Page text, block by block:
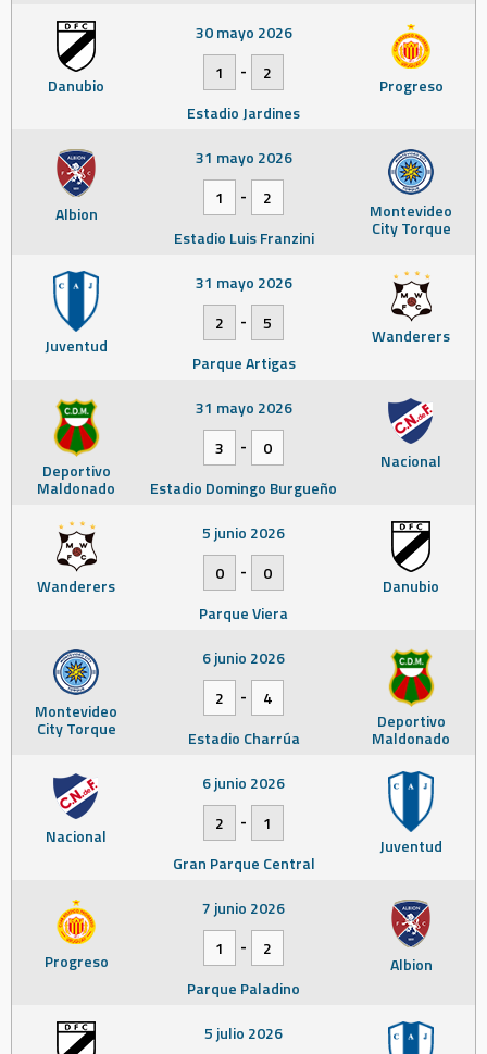
Danubio Progreso
30 mayo 2026
1
-
2
Estadio Jardines
Albion Montevideo
City Torque
31 mayo 2026
1
-
2
Estadio Luis Franzini
Juventud Wanderers
31 mayo 2026
2
-
5
Parque Artigas
Deportivo
Maldonado
Nacional
31 mayo 2026
3
-
0
Estadio Domingo Burgueño
Wanderers Danubio
5 junio 2026
0
-
0
Parque Viera
Montevideo
City Torque Deportivo
Maldonado
6 junio 2026
2
-
4
Estadio Charrúa
Nacional Juventud
6 junio 2026
2
-
1
Gran Parque Central
Progreso Albion
7 junio 2026
1
-
2
Parque Paladino
5 julio 2026